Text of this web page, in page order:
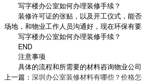
写字楼办公室如何办理装修手续？
装修许可证的张贴，以及开工仪式，能
场地，和物业工作人员沟通好，现在环保有
写字楼办公室如何办理装修手续？
END
注意事项
具体的流程和所需要的材料咨询物业公司
上一篇： 深圳办公室装修材料有哪些？价格
形象，空间错落分布，主打
2019-11-04
房产办公室装修
从官帽椅、圈椅，到雕花茶
等，每一...